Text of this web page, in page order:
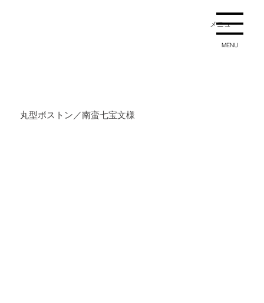
メニュー
MENU
丸型ボストン／南蛮七宝文様